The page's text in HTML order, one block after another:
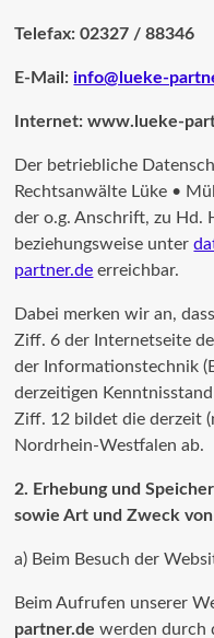
Telefax: 02327 / 88346
E-Mail:info@lueke-
Internet: www.lueke-
Der betriebliche
Rechtsanwälte Lüke •
der o.g. Anschrift, zu Hd.
beziehungsweise unter
partner.de erreichbar.
Dabei merken wir an,
Ziff. 6 der Internetseite
der Informationstechnik
derzeitigen
Ziff. 12 bildet die derzeit
Nordrhein-Westfalen ab.
2. Erhebung und
sowie Art und Zweck
a) Beim Besuch der
Beim Aufrufen unserer
partner.dewerden durch